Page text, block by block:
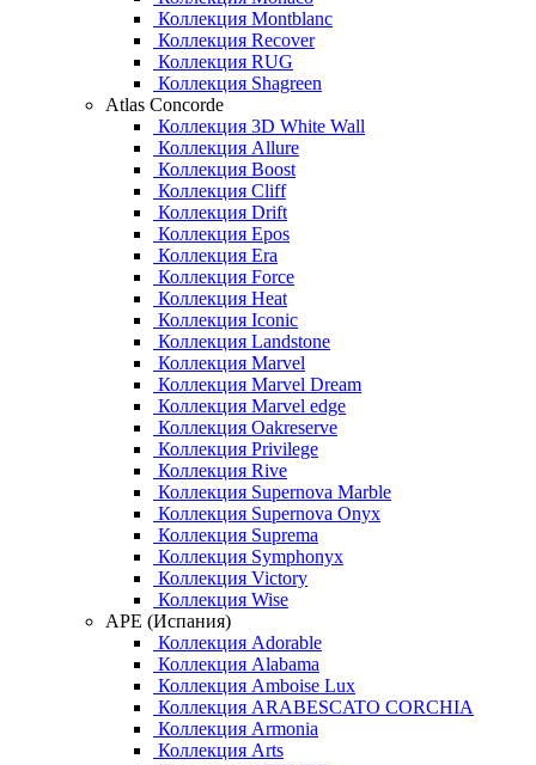
Коллекция Montblanc
Коллекция Recover
Коллекция RUG
Коллекция Shagreen
Atlas Concorde
Коллекция 3D White Wall
Коллекция Allure
Коллекция Boost
Коллекция Cliff
Коллекция Drift
Коллекция Epos
Коллекция Era
Коллекция Force
Коллекция Heat
Коллекция Iconic
Коллекция Landstone
Коллекция Marvel
Коллекция Marvel Dream
Коллекция Marvel edge
Коллекция Oakreserve
Коллекция Privilege
Коллекция Rive
Коллекция Supernova Marble
Коллекция Supernova Onyx
Коллекция Suprema
Коллекция Symphonyx
Коллекция Victory
Коллекция Wise
APE (Испания)
Коллекция Adorable
Коллекция Alabama
Коллекция Amboise Lux
Коллекция ARABESCATO CORCHIA
Коллекция Armonia
Коллекция Arts